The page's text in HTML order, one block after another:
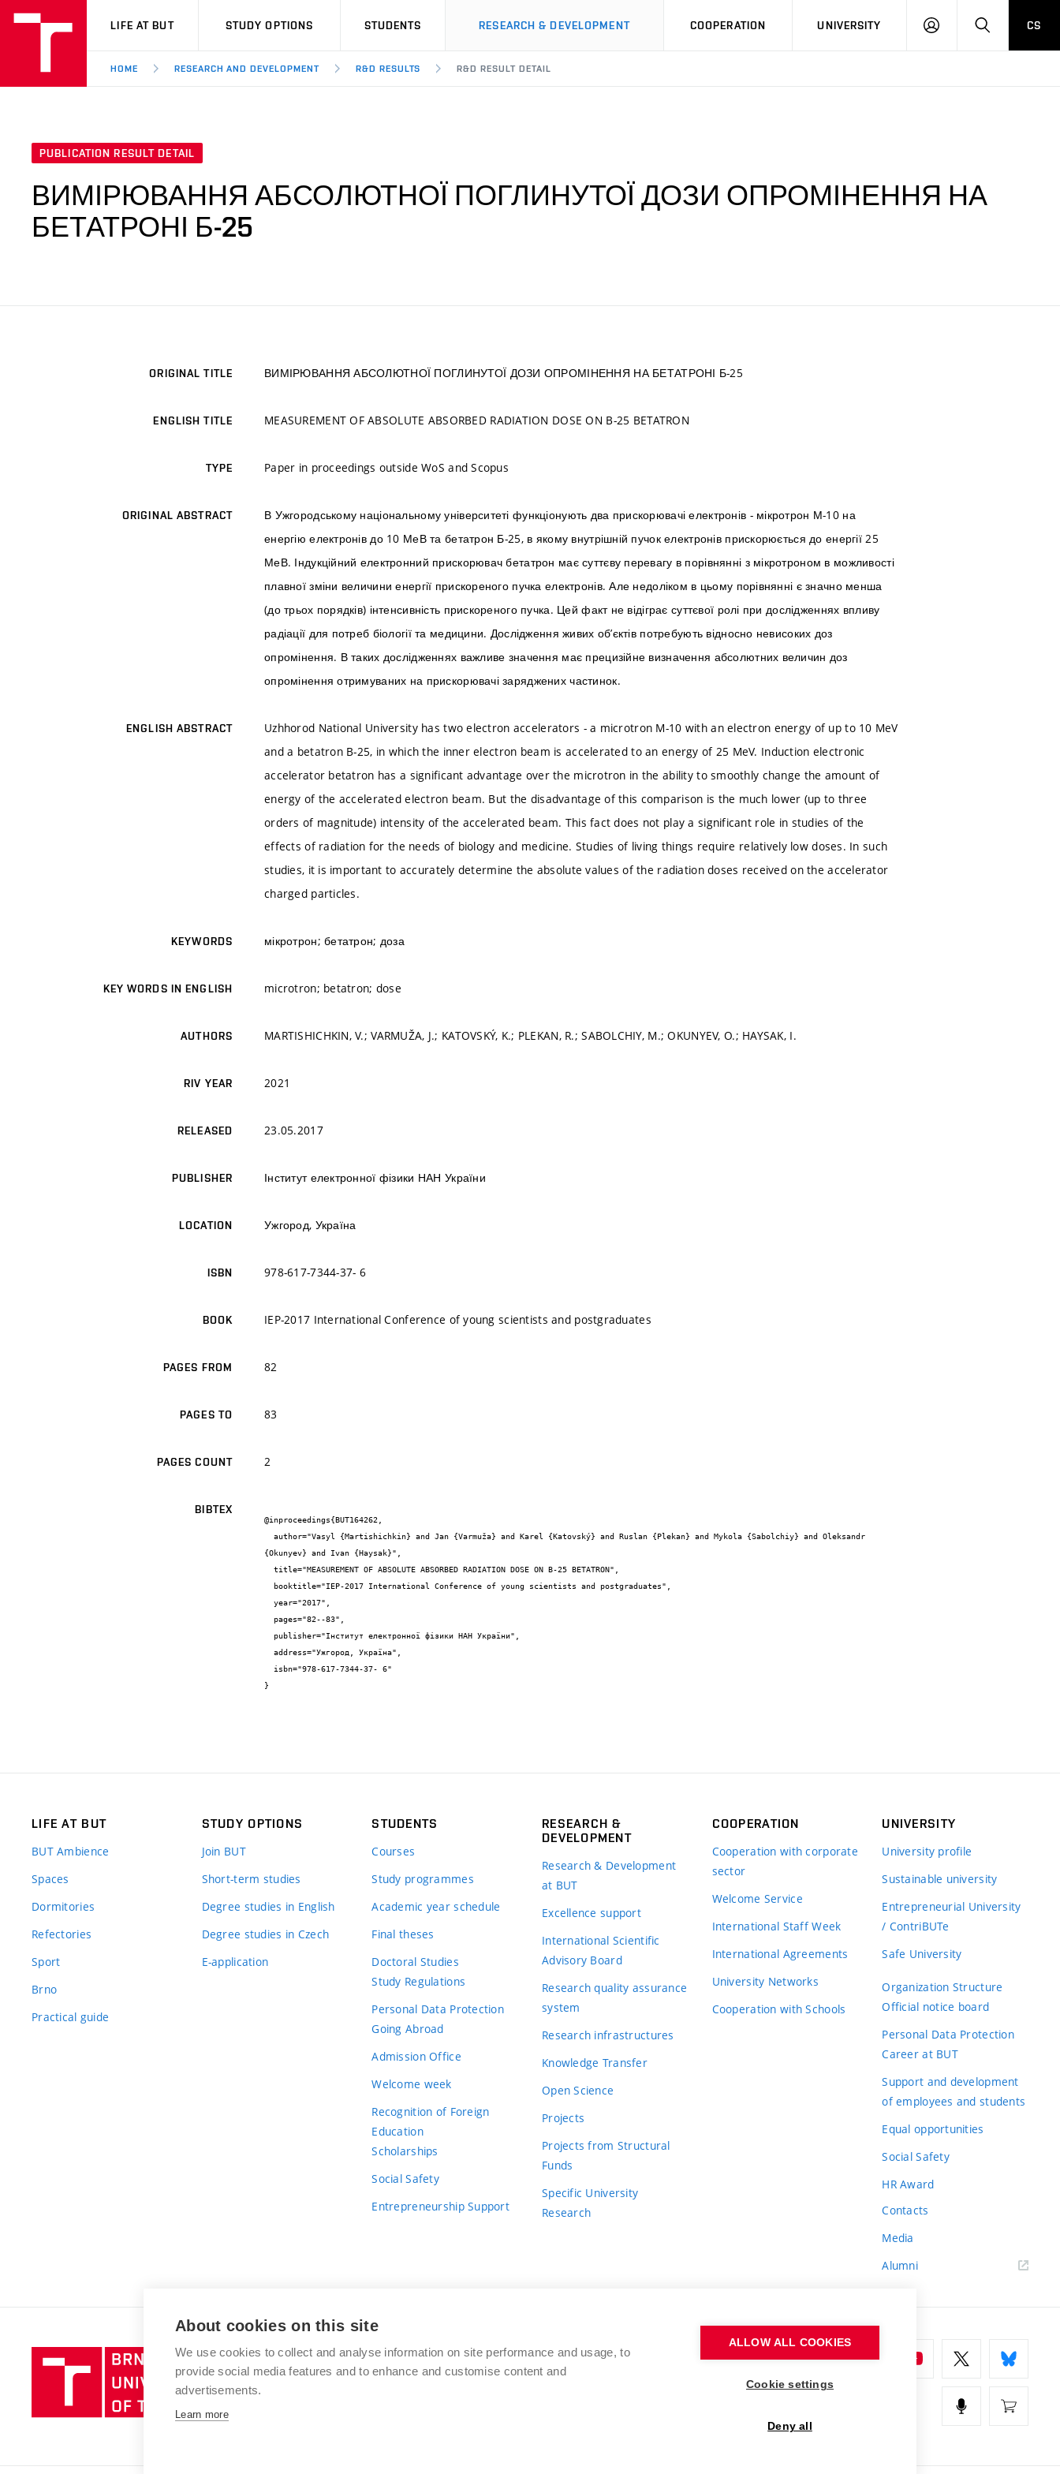
VUT
LIFE AT BUT STUDY OPTIONS STUDENTS RESEARCH & DEVELOPMENT COOPERATION UNIVERSITY
LOG
SEARCHCS
HOME RESEARCH AND DEVELOPMENT R&D RESULTS R&D RESULT DETAIL
PUBLICATION RESULT DETAIL
ВИМІРЮВАННЯ АБСОЛЮТНОЇ ПОГЛИНУТОЇ ДОЗИ ОПРОМІНЕННЯ НА
БЕТАТРОНІ Б-25
ORIGINAL TITLE ВИМІРЮВАННЯ АБСОЛЮТНОЇ ПОГЛИНУТОЇ ДОЗИ ОПРОМІНЕННЯ НА БЕТАТРОНІ Б-25
ENGLISH TITLE MEASUREMENT OF ABSOLUTE ABSORBED RADIATION DOSE ON B-25 BETATRON
TYPE Paper in proceedings outside WoS and Scopus
ORIGINAL ABSTRACT
В Ужгородському національному університеті функціонують два прискорювачі електронів - мікротрон М-10 на
енергію електронів до 10 МеВ та бетатрон Б-25, в якому внутрішній пучок електронів прискорюється до енергії 25
МеВ. Індукційний електронний прискорювач бетатрон має суттєву перевагу в порівнянні з мікротроном в можливості
плавної зміни величини енергії прискореного пучка електронів. Але недоліком в цьому порівнянні є значно менша
(до трьох порядків) інтенсивність прискореного пучка. Цей факт не відіграє суттєвої ролі при дослідженнях впливу
радіації для потреб біології та медицини. Дослідження живих об’єктів потребують відносно невисоких доз
опромінення. В таких дослідженнях важливе значення має прецизійне визначення абсолютних величин доз
опромінення отримуваних на прискорювачі заряджених частинок.
ENGLISH ABSTRACT
Uzhhorod National University has two electron accelerators - a microtron M-10 with an electron energy of up to 10 MeV
and a betatron B-25, in which the inner electron beam is accelerated to an energy of 25 MeV. Induction electronic
accelerator betatron has a significant advantage over the microtron in the ability to smoothly change the amount of
energy of the accelerated electron beam. But the disadvantage of this comparison is the much lower (up to three
orders of magnitude) intensity of the accelerated beam. This fact does not play a significant role in studies of the
effects of radiation for the needs of biology and medicine. Studies of living things require relatively low doses. In such
studies, it is important to accurately determine the absolute values ​​of the radiation doses received on the accelerator
charged particles.
KEYWORDS мікротрон; бетатрон; доза
KEY WORDS IN ENGLISH microtron; betatron; dose
AUTHORS MARTISHICHKIN, V.; VARMUŽA, J.; KATOVSKÝ, K.; PLEKAN, R.; SABOLCHIY, M.; OKUNYEV, O.; HAYSAK, I.
RIV YEAR 2021
RELEASED 23.05.2017
PUBLISHER Інститут електронної фізики НАН України
LOCATION Ужгород, Україна
ISBN 978-617-7344-37- 6
BOOK IEP-2017 International Conference of young scientists and postgraduates
PAGES FROM 82
PAGES TO 83
PAGES COUNT 2
BIBTEX
@inproceedings{BUT164262,
{Okunyev} and Ivan {Haysak}",
}
LIFE AT BUT
BUT Ambience
Spaces
Dormitories
Refectories
Sport
Brno
Practical guide
STUDY OPTIONS
Join BUT
Short-term studies
Degree studies in English
Degree studies in Czech
E-application
STUDENTS
Courses
Study programmes
Academic year schedule
Final theses
Doctoral Studies
Study Regulations
Personal Data Protection
Going Abroad
Admission Office
Welcome week
Recognition of Foreign
Education
Scholarships
Social Safety
Entrepreneurship Support
RESEARCH &
DEVELOPMENT
Research & Development
at BUT
Excellence support
International Scientific
Advisory Board
Research quality assurance
system
Research infrastructures
Knowledge Transfer
Open Science
Projects
Projects from Structural
Funds
Specific University
Research
COOPERATION
Cooperation with corporate
sector
Welcome Service
International Staff Week
International Agreements
University Networks
Cooperation with Schools
UNIVERSITY
University profile
Sustainable university
Entrepreneurial University
/ ContriBUTe
Safe University
Organization Structure
Official notice board
Personal Data Protection
Career at BUT
Support and development
of employees and students
Equal opportunities
Social Safety
HR Award
Contacts
Media
Alumni
Brno
University
of
BRNO UNIVERSITY OF TECHNOLOGY
Antonínská 548/1
www.vut.cz
About cookies on this site
We use cookies to collect and analyse information on site performance and usage, to
provide social media features and to enhance and customise content and
advertisements.
Learn more
ALLOW ALL COOKIES
Cookie settings
Deny all